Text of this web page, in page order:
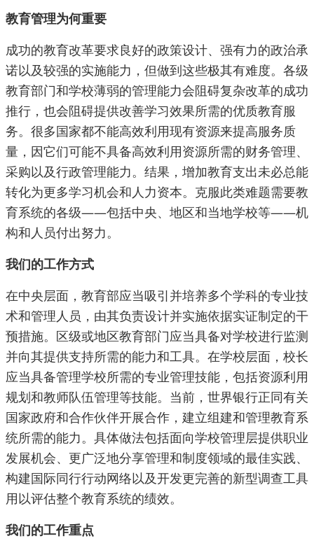
教育管理为何重要
成功的教育改革要求良好的政策设计、强有力的政治承
诺以及较强的实施能力，但做到这些极其有难度。各级
教育部门和学校薄弱的管理能力会阻碍复杂改革的成功
推行，也会阻碍提供改善学习效果所需的优质教育服
务。很多国家都不能高效利用现有资源来提高服务质
量，因它们可能不具备高效利用资源所需的财务管理、
采购以及行政管理能力。结果，增加教育支出未必总能
转化为更多学习机会和人力资本。克服此类难题需要教
育系统的各级——包括中央、地区和当地学校等——机
构和人员付出努力。
我们的工作方式
在中央层面，教育部应当吸引并培养多个学科的专业技
术和管理人员，由其负责设计并实施依据实证制定的干
预措施。区级或地区教育部门应当具备对学校进行监测
并向其提供支持所需的能力和工具。在学校层面，校长
应当具备管理学校所需的专业管理技能，包括资源利用
规划和教师队伍管理等技能。当前，世界银行正同有关
国家政府和合作伙伴开展合作，建立组建和管理教育系
统所需的能力。具体做法包括面向学校管理层提供职业
发展机会、更广泛地分享管理和制度领域的最佳实践、
构建国际同行行动网络以及开发更完善的新型调查工具
用以评估整个教育系统的绩效。
我们的工作重点